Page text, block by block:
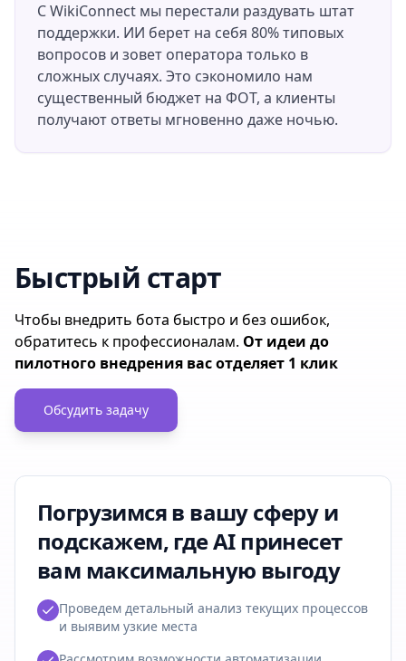
С WikiConnect мы перестали раздувать штат
поддержки. ИИ берет на себя 80% типовых
вопросов и зовет оператора только в
сложных случаях. Это сэкономило нам
существенный бюджет на ФОТ, а клиенты
получают ответы мгновенно даже ночью.
Быстрый старт
Чтобы внедрить бота быстро и без ошибок,
обратитесь к профессионалам. От идеи до
пилотного внедрения вас отделяет 1 клик
Обсудить задачу
Погрузимся в вашу сферу и
подскажем, где AI принесет
вам максимальную выгоду
Проведем детальный анализ текущих процессов
и выявим узкие места